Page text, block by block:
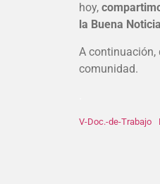
hoy,
la Buena
A continuación,
comunidad.
V-Doc.-de-Trabajo